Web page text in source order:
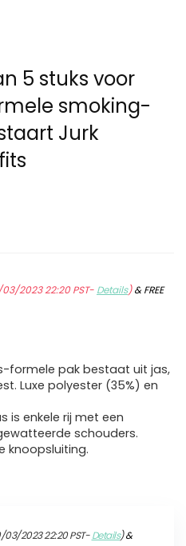
5 stuks voor
smoking-
Jurk
2023 22:20 PST- Details)&FREE
formele pak bestaat uit jas,
Luxe polyester (35%) en
is enkele rij met een
schouders.
knoopsluiting.
2023 22:20 PST-Details)&